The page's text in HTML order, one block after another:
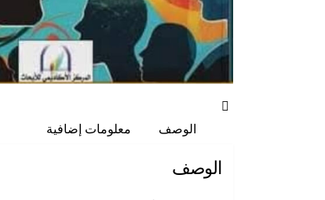
الوصف معلومات إضافية
الوصف